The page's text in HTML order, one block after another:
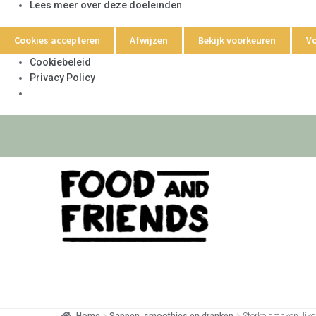
Lees meer over deze doeleinden
Cookies accepteren Afwijzen Bekijk voorkeuren
Cookiebeleid
Privacy Policy